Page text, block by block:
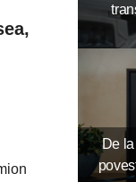
De